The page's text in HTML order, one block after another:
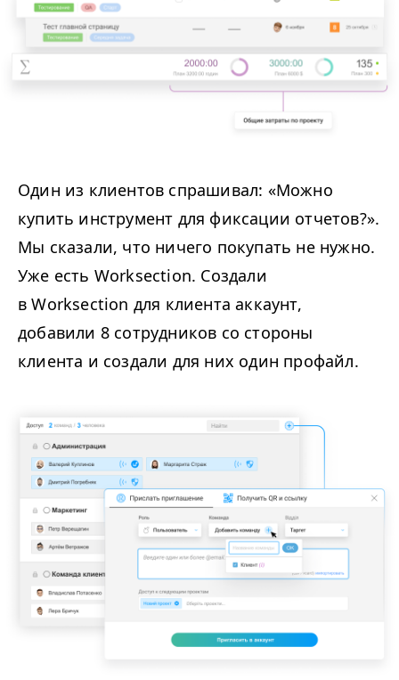
Один из клиентов спрашивал: «Можно
купить инструмент для фиксации отчетов?».
Мы сказали, что ничего покупать не нужно.
Уже есть Worksection. Создали
в Worksection для клиента аккаунт,
добавили 8 сотрудников со стороны
клиента и создали для них один профайл.